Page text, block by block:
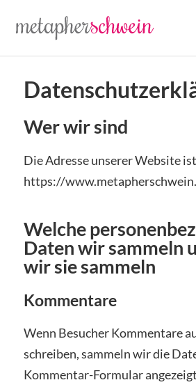
Wer wir sind
Die Adresse unserer Website
https://
Welche
Daten wir sammeln
wir sie sammeln
Kommentare
Wenn Besucher Kommentare
schreiben, sammeln wir die
Kommentar-Formular